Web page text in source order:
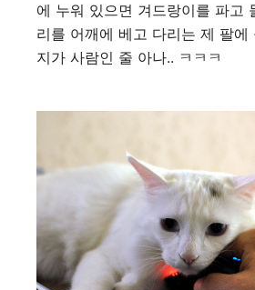
에 누워 있으면 겨드랑이를 파고
리를 어깨에 베고 다리는 제 팔에
지가 사람인 줄 아나.. ㅋㅋㅋ